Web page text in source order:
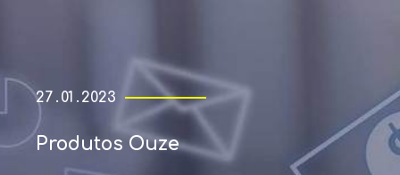
27 . 01 . 2023
Produtos Ouze